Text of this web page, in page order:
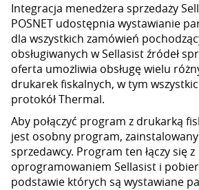
Integracja menedżera sprzedaży
POSNET udostępnia wystawianie
dla wszystkich zamówień
obsługiwanych w Sellasist źródeł
oferta umożliwia obsługę wielu
drukarek fiskalnych, w tym
protokół Thermal.
Aby połączyć program z drukarką
jest osobny program,
sprzedawcy. Program ten łączy się z
oprogramowaniem Sellasist i
podstawie których są wystawiane